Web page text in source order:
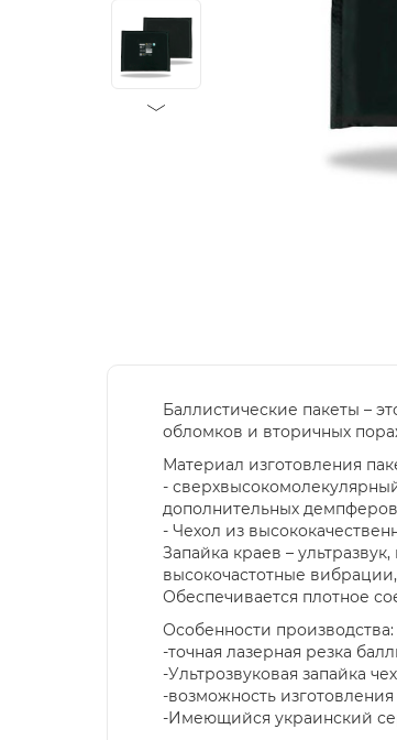
Баллистические пакеты –
обломков и вторичных
Материал изготовления
-
дополнительных
- Чехол из
Запайка краев –
высокочастотные
Обеспечивается плотное
Особенности производства:
-точная лазерная резка
-Ультрозвуковая запайка
-возможность
-Имеющийся украинский